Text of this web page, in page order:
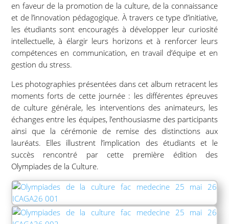
en faveur de la promotion de la culture, de la connaissance
et de l’innovation pédagogique. À travers ce type d’initiative,
les étudiants sont encouragés à développer leur curiosité
intellectuelle, à élargir leurs horizons et à renforcer leurs
compétences en communication, en travail d’équipe et en
gestion du stress.
Les photographies présentées dans cet album retracent les
moments forts de cette journée : les différentes épreuves
de culture générale, les interventions des animateurs, les
échanges entre les équipes, l’enthousiasme des participants
ainsi que la cérémonie de remise des distinctions aux
lauréats. Elles illustrent l’implication des étudiants et le
succès rencontré par cette première édition des
Olympiades de la Culture.